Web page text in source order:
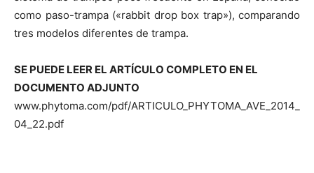
como paso-trampa («rabbit drop box trap»), comparando
tres modelos diferentes de trampa.
SE PUEDE LEER EL ARTÍCULO COMPLETO EN EL
DOCUMENTO ADJUNTO
www.phytoma.com/pdf/ARTICULO_PHYTOMA_AVE_2014_
04_22.pdf